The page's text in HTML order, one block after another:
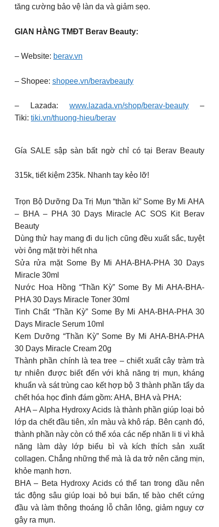
tăng cường bảo vệ làn da và giảm sẹo.
GIAN HÀNG TMĐT Berav Beauty:
– Website: berav.vn
– Shopee: shopee.vn/beravbeauty
– Lazada: www.lazada.vn/shop/berav-beauty –
Tiki: tiki.vn/thuong-hieu/berav
Gía SALE sập sàn bất ngờ chỉ có tại Berav Beauty
315k, tiết kiệm 235k. Nhanh tay kẻo lỡ!
Trọn Bộ Dưỡng Da Trị Mụn “thần kì” Some By Mi AHA
– BHA – PHA 30 Days Miracle AC SOS Kit Berav
Beauty
Dùng thử hay mang đi du lịch cũng đều xuất sắc, tuyệt
vời ông mặt trời hết nha
Sửa rửa mặt Some By Mi AHA-BHA-PHA 30 Days
Miracle 30ml
Nước Hoa Hồng “Thần Kỳ” Some By Mi AHA-BHA-
PHA 30 Days Miracle Toner 30ml
Tinh Chất “Thần Kỳ” Some By Mi AHA-BHA-PHA 30
Days Miracle Serum 10ml
Kem Dưỡng “Thần Kỳ” Some By Mi AHA-BHA-PHA
30 Days Miracle Cream 20g
Thành phần chính là tea tree – chiết xuất cây tràm trà
tự nhiên được biết đến với khả năng trị mụn, kháng
khuẩn và sát trùng cao kết hợp bộ 3 thành phần tẩy da
chết hóa học đình đám gồm: AHA, BHA và PHA:
AHA – Alpha Hydroxy Acids là thành phần giúp loại bỏ
lớp da chết đầu tiên, xỉn màu và khô ráp. Bên cạnh đó,
thành phần này còn có thể xóa các nếp nhăn li ti vì khả
năng làm dày lớp biểu bì và kích thích sản xuất
collagen. Chẳng những thế mà là da trở nên căng mịn,
khỏe mạnh hơn.
BHA – Beta Hydroxy Acids có thể tan trong dầu nên
tác động sâu giúp loại bỏ bụi bẩn, tế bào chết cứng
đầu và làm thông thoáng lỗ chân lông, giảm nguy cơ
gây ra mụn.